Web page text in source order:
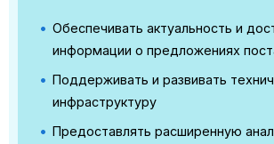
Обеспечивать актуальность и
информации о предложениях
Поддерживать и развивать
инфраструктуру
Предоставлять расширенную